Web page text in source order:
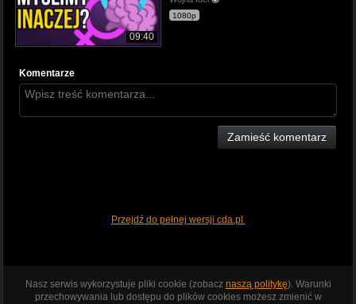
09:40
1080p
Komentarze
Zamieść komentarz
Przejdź do pełnej wersji cda.pl
Nasz serwis wykorzystuje pliki cookie (zobacz naszą politykę). Warunki
przechowywania lub dostępu do plików cookies możesz zmienić w